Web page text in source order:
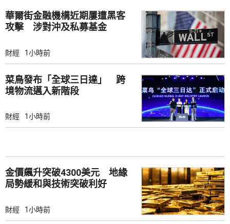
華爾街金融機構近期屢遭黑客
攻擊 涉對沖及私募基金
財經 1小時前
菜鳥發布「全球三日達」 跨
境物流邁入新階段
財經 1小時前
金價飆升突破4300美元 地緣
局勢緩和與技術突破利好
財經 1小時前